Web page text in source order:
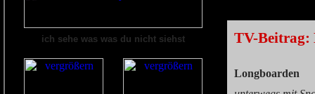
ich sehe was was du nicht siehst TV-Beitrag:
Longboarden